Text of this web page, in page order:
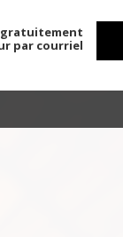
gratuitement
par courriel